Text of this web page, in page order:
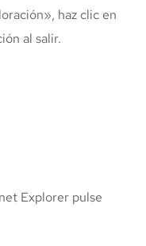
haz clic en
al salir.
Explorer pulse